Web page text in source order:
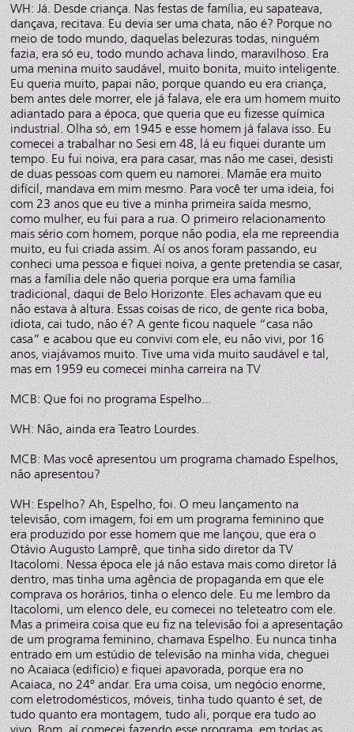
WH: Já. Desde criança. Nas festas de família, eu sapateava,
dançava, recitava. Eu devia ser uma chata, não é? Porque no
meio de todo mundo, daquelas belezuras todas, ninguém
fazia, era só eu, todo mundo achava lindo, maravilhoso. Era
uma menina muito saudável, muito bonita, muito inteligente.
Eu queria muito, papai não, porque quando eu era criança,
bem antes dele morrer, ele já falava, ele era um homem muito
adiantado para a época, que queria que eu fizesse química
industrial. Olha só, em 1945 e esse homem já falava isso. Eu
comecei a trabalhar no Sesi em 48, lá eu fiquei durante um
tempo. Eu fui noiva, era para casar, mas não me casei, desisti
de duas pessoas com quem eu namorei. Mamãe era muito
difícil, mandava em mim mesmo. Para você ter uma ideia, foi
com 23 anos que eu tive a minha primeira saída mesmo,
como mulher, eu fui para a rua. O primeiro relacionamento
mais sério com homem, porque não podia, ela me repreendia
muito, eu fui criada assim. Aí os anos foram passando, eu
conheci uma pessoa e fiquei noiva, a gente pretendia se casar,
mas a família dele não queria porque era uma família
tradicional, daqui de Belo Horizonte. Eles achavam que eu
não estava à altura. Essas coisas de rico, de gente rica boba,
idiota, cai tudo, não é? A gente ficou naquele “casa não
casa” e acabou que eu convivi com ele, eu não vivi, por 16
anos, viajávamos muito. Tive uma vida muito saudável e tal,
mas em 1959 eu comecei minha carreira na TV
MCB: Que foi no programa Espelho...
WH: Não, ainda era Teatro Lourdes.
MCB: Mas você apresentou um programa chamado Espelhos,
não apresentou?
WH: Espelho? Ah, Espelho, foi. O meu lançamento na
televisão, com imagem, foi em um programa feminino que
era produzido por esse homem que me lançou, que era o
Otávio Augusto Lamprê, que tinha sido diretor da TV
Itacolomi. Nessa época ele já não estava mais como diretor lá
dentro, mas tinha uma agência de propaganda em que ele
comprava os horários, tinha o elenco dele. Eu me lembro da
Itacolomi, um elenco dele, eu comecei no teleteatro com ele.
Mas a primeira coisa que eu fiz na televisão foi a apresentação
de um programa feminino, chamava Espelho. Eu nunca tinha
entrado em um estúdio de televisão na minha vida, cheguei
no Acaiaca (edifício) e fiquei apavorada, porque era no
Acaiaca, no 24º andar. Era uma coisa, um negócio enorme,
com eletrodomésticos, móveis, tinha tudo quanto é set, de
tudo quanto era montagem, tudo ali, porque era tudo ao